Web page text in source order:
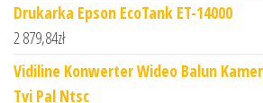
Drukarka Epson EcoTank ET-14000
2 879,84zł
Vidiline Konwerter Wideo Balun
Tvi Pal Ntsc